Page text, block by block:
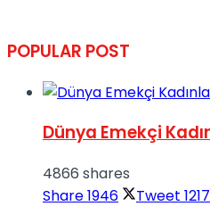
POPULAR POST
Dünya Emekçi
4866 shares
Share1946 Tweet 1217